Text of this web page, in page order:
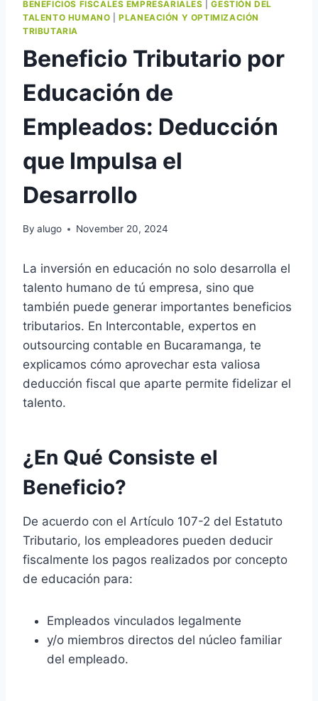
BENEFICIOS FISCALES EMPRESARIALES |GESTIÓN DEL
TALENTO HUMANO |PLANEACIÓN Y OPTIMIZACIÓN
TRIBUTARIA
Beneficio Tributario por
Educación de
Empleados: Deducción
que Impulsa el
Desarrollo
By alugo November 20, 2024
La inversión en educación no solo desarrolla el
talento humano de tú empresa, sino que
también puede generar importantes beneficios
tributarios. En Intercontable, expertos en
outsourcing contable en Bucaramanga, te
explicamos cómo aprovechar esta valiosa
deducción fiscal que aparte permite fidelizar el
talento.
¿En Qué Consiste el
Beneficio?
De acuerdo con el Artículo 107-2 del Estatuto
Tributario, los empleadores pueden deducir
fiscalmente los pagos realizados por concepto
de educación para:
Empleados vinculados legalmente
y/o miembros directos del núcleo familiar
del empleado.